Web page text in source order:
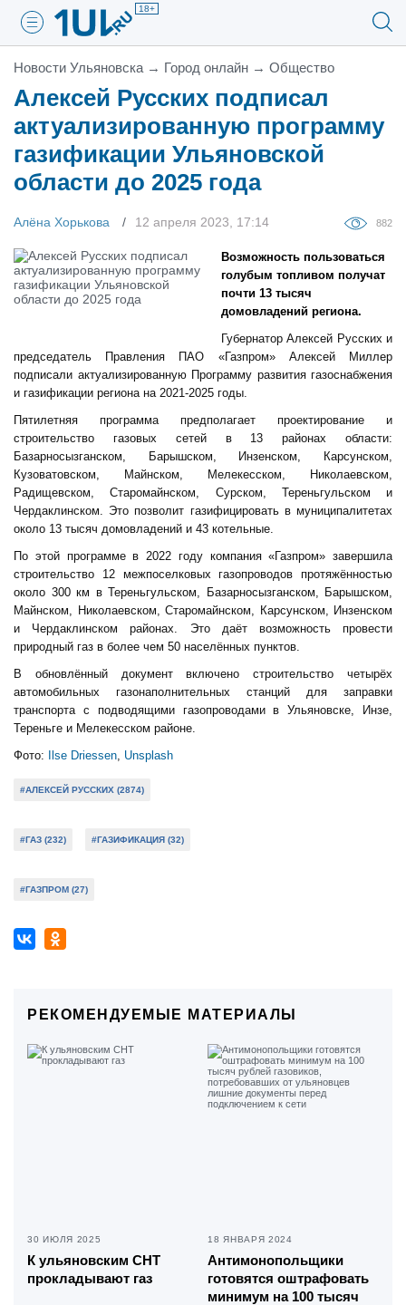
18+
Новости Ульяновска → Город онлайн → Общество
Алексей Русских подписал
актуализированную программу
газификации Ульяновской
области до 2025 года
Алёна Хорькова 12 апреля 2023, 17:14 882
Возможность пользоваться
голубым топливом получат
почти 13 тысяч
домовладений региона.
Губернатор Алексей Русских и
председатель Правления ПАО «Газпром» Алексей Миллер
подписали актуализированную Программу развития газоснабжения
и газификации региона на 2021-2025 годы.
Пятилетняя программа предполагает проектирование и
строительство газовых сетей в 13 районах области:
Базарносызганском, Барышском, Инзенском, Карсунском,
Кузоватовском, Майнском, Мелекесском, Николаевском,
Радищевском, Старомайнском, Сурском, Тереньгульском и
Чердаклинском. Это позволит газифицировать в муниципалитетах
около 13 тысяч домовладений и 43 котельные.
По этой программе в 2022 году компания «Газпром» завершила
строительство 12 межпоселковых газопроводов протяжённостью
около 300 км в Тереньгульском, Базарносызганском, Барышском,
Майнском, Николаевском, Старомайнском, Карсунском, Инзенском
и Чердаклинском районах. Это даёт возможность провести
природный газ в более чем 50 населённых пунктов.
В обновлённый документ включено строительство четырёх
автомобильных газонаполнительных станций для заправки
транспорта с подводящими газопроводами в Ульяновске, Инзе,
Тереньге и Мелекесском районе.
Фото:
Ilse Driessen Unsplash
#АЛЕКСЕЙ РУССКИХ (2874)
#ГАЗ (232) #ГАЗИФИКАЦИЯ (32)
#ГАЗПРОМ (27)
РЕКОМЕНДУЕМЫЕ МАТЕРИАЛЫ
30 ИЮЛЯ 2025
К ульяновским СНТ
прокладывают газ
18 ЯНВАРЯ 2024
Антимонопольщики
готовятся оштрафовать
минимум на 100 тысяч